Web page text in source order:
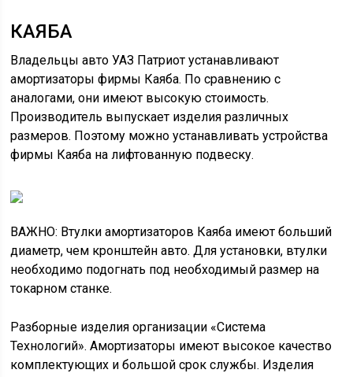
КАЯБА
Владельцы авто УАЗ Патриот устанавливают
амортизаторы фирмы Каяба. По сравнению с
аналогами, они имеют высокую стоимость.
Производитель выпускает изделия различных
размеров. Поэтому можно устанавливать устройства
фирмы Каяба на лифтованную подвеску.
ВАЖНО: Втулки амортизаторов Каяба имеют больший
диаметр, чем кронштейн авто. Для установки, втулки
необходимо подогнать под необходимый размер на
токарном станке.
Разборные изделия организации «Система
Технологий». Амортизаторы имеют высокое качество
комплектующих и большой срок службы. Изделия